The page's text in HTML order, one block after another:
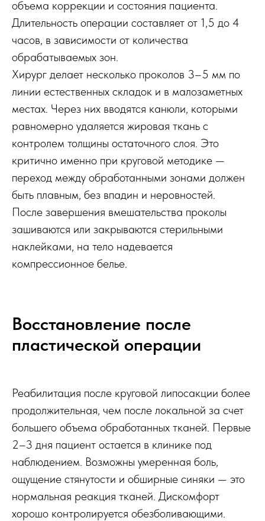
объема коррекции и состояния пациента.
Длительность операции составляет от 1,5 до 4
часов, в зависимости от количества
обрабатываемых зон.
Хирург делает несколько проколов 3–5 мм по
линии естественных складок и в малозаметных
местах. Через них вводятся канюли, которыми
равномерно удаляется жировая ткань с
контролем толщины остаточного слоя. Это
критично именно при круговой методике —
переход между обработанными зонами должен
быть плавным, без впадин и неровностей.
После завершения вмешательства проколы
зашиваются или закрываются стерильными
наклейками, на тело надевается
компрессионное белье.
Восстановление после
пластической операции
Реабилитация после круговой липосакции более
продолжительная, чем после локальной за счет
большего объема обработанных тканей. Первые
2–3 дня пациент остается в клинике под
наблюдением. Возможны умеренная боль,
ощущение стянутости и обширные синяки — это
нормальная реакция тканей. Дискомфорт
хорошо контролируется обезболивающими.